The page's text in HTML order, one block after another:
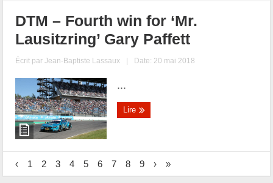
DTM – Fourth win for ‘Mr.
Lausitzring’ Gary Paffett
Écrit parJean-Baptiste Lassaux | Date: 20 mai 2018
...
Lire
‹ 1 2 3 4 5 6 7 8 9 › »